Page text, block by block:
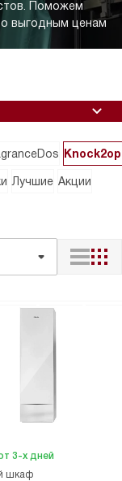
Поможем
выгодным ценам
Лучшие Акции
шкаф
3-х дней